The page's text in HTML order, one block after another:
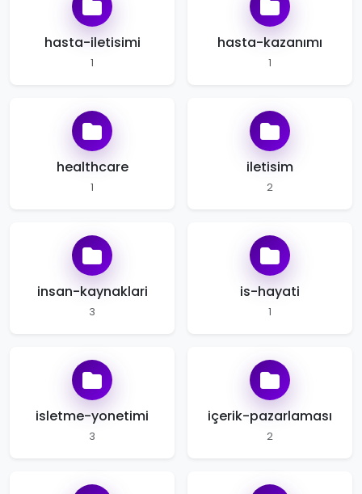
hasta-iletisimi
1
hasta-kazanımı
1
healthcare
1
iletisim
2
insan-kaynaklari
3
is-hayati
1
isletme-yonetimi
3
içerik-pazarlaması
2